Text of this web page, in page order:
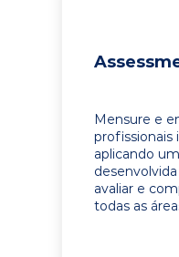
Mensure e
profissionais
aplicando
avaliar e
todas as